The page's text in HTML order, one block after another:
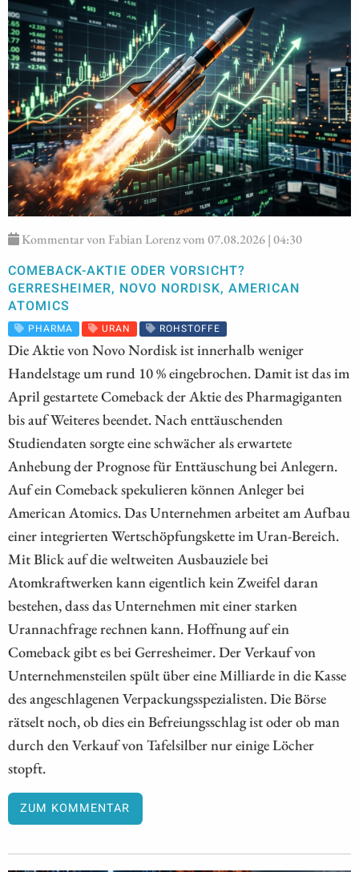
Kommentar von Fabian Lorenz vom 07.08.2026 | 04:30
COMEBACK-AKTIE ODER VORSICHT?
GERRESHEIMER, NOVO NORDISK, AMERICAN
ATOMICS
PHARMA URAN ROHSTOFFE
Die Aktie von Novo Nordisk ist innerhalb weniger
Handelstage um rund 10 % eingebrochen. Damit ist das im
April gestartete Comeback der Aktie des Pharmagiganten
bis auf Weiteres beendet. Nach enttäuschenden
Studiendaten sorgte eine schwächer als erwartete
Anhebung der Prognose für Enttäuschung bei Anlegern.
Auf ein Comeback spekulieren können Anleger bei
American Atomics. Das Unternehmen arbeitet am Aufbau
einer integrierten Wertschöpfungskette im Uran-Bereich.
Mit Blick auf die weltweiten Ausbauziele bei
Atomkraftwerken kann eigentlich kein Zweifel daran
bestehen, dass das Unternehmen mit einer starken
Urannachfrage rechnen kann. Hoffnung auf ein
Comeback gibt es bei Gerresheimer. Der Verkauf von
Unternehmensteilen spült über eine Milliarde in die Kasse
des angeschlagenen Verpackungsspezialisten. Die Börse
rätselt noch, ob dies ein Befreiungsschlag ist oder ob man
durch den Verkauf von Tafelsilber nur einige Löcher
stopft.
ZUM KOMMENTAR